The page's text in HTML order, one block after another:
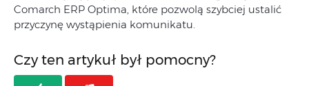
Comarch ERP Optima, które pozwolą szybciej ustalić
przyczynę wystąpienia komunikatu.
Czy ten artykuł był pomocny?